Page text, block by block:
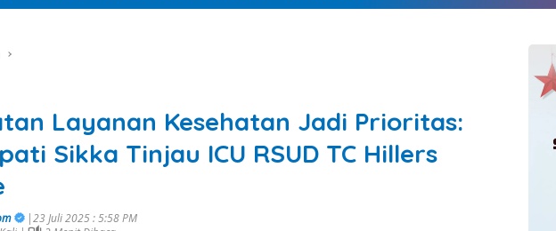
Layanan Kesehatan Jadi Prioritas:
Sikka Tinjau ICU RSUD TC Hillers
|23 Juli 2025 : 5:58 PM